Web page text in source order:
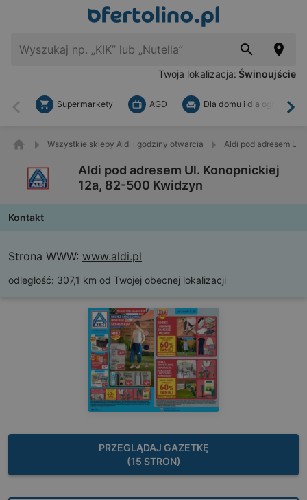
Twoja lokalizacja: Świnoujście
Wstecz
Supermarkety AGD Dla domu i dla ogrodu
Wszystkie sklepy Aldi i godziny otwarcia Aldi pod adresem
Aldi pod adresem Ul. Konopnickiej
12a, 82-500 Kwidzyn
Kontakt
Strona WWW: www.aldi.pl
odległość: 307,1 km od Twojej obecnej lokalizacji
PRZEGLĄDAJ GAZETKĘ
(15 STRON)